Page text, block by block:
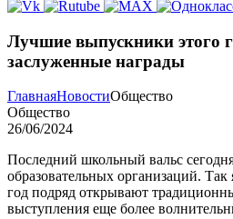
Лучшие выпускники этого
заслуженные награды
ГлавнаяНовостиОбщество
Общество
26/06/2024
Последний школьный вальс
образовательных организаций.
год подряд открывают
выступления еще более